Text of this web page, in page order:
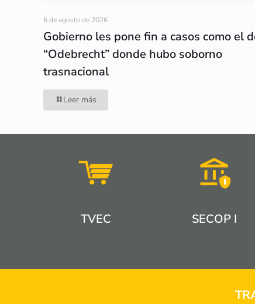
6 de agosto de 2026
Gobierno les pone fin a casos como el
“Odebrecht” donde hubo soborno
trasnacional
Leer más
TVEC SECOP I